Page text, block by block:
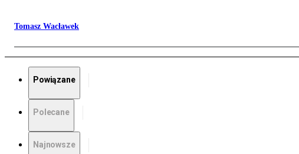
Tomasz Wacławek
Powiązane
Polecane
Najnowsze